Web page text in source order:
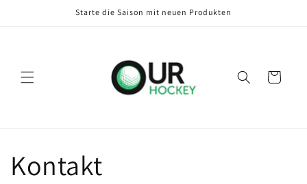
Starte die Saison mit neuen Produkten
Warenkorb
Kontakt